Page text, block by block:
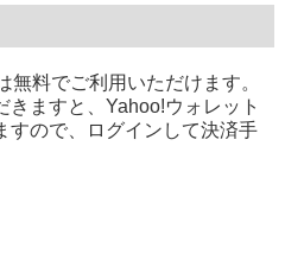
料でご利用いただけます。
きますと、Yahoo!ウォレット
すので、ログインして決済手